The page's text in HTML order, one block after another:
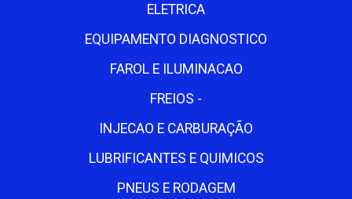
ELETRICA
EQUIPAMENTO DIAGNOSTICO
FAROL E ILUMINACAO
FREIOS -
INJECAO E CARBURAÇÃO
LUBRIFICANTES E QUIMICOS
PNEUS E RODAGEM